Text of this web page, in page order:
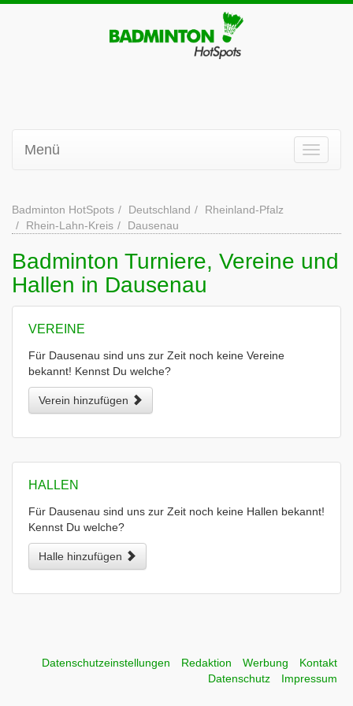
Menü
Badminton HotSpots Deutschland
Rheinland-Pfalz
Rhein-Lahn-Kreis
Dausenau
Badminton Turniere, Vereine und
Hallen in Dausenau
VEREINE
Für Dausenau sind uns zur Zeit noch keine Vereine
bekannt! Kennst Du welche?
Verein hinzufügen
HALLEN
Für Dausenau sind uns zur Zeit noch keine Hallen bekannt!
Kennst Du welche?
Halle hinzufügen
Datenschutzeinstellungen Redaktion Werbung
Kontakt
Datenschutz
Impressum